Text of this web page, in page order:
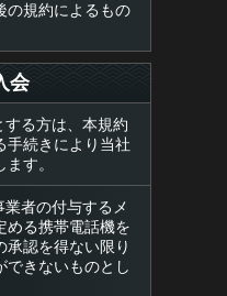
の規約によるもの
会
る方は、本規約
手続きにより当社
す。
者の付与するメ
める携帯電話機を
承認を得ない限り
できないものとし